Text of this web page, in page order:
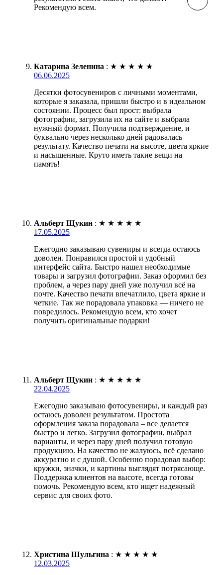
Рекомендую всем.
Катарина Зеленина : ★ ★ ★ ★ ★
06.06.2025
Десятки фотосувениров с личными моментами,
которые я заказала, пришли быстро и в идеальном
состоянии. Процесс был прост: выбрала
фотографии, загрузила их на сайте и выбрала
нужный формат. Получила подтверждение, и
буквально через несколько дней радовалась
результату. Качество печати на высоте, цвета яркие
и насыщенные. Круто иметь такие вещи на
память!
Альберт Щукин : ★ ★ ★ ★ ★
17.05.2025
Ежегодно заказываю сувениры и всегда остаюсь
доволен. Понравился простой и удобный
интерфейс сайта. Быстро нашел необходимые
товары и загрузил фотографии. Заказ оформил без
проблем, а через пару дней уже получил всё на
почте. Качество печати впечатлило, цвета яркие и
четкие. Так же порадовала упаковка — ничего не
повредилось. Рекомендую всем, кто хочет
получить оригинальные подарки!
Альберт Щукин : ★ ★ ★ ★ ★
22.04.2025
Ежегодно заказываю фотосувениры, и каждый раз
остаюсь доволен результатом. Простота
оформления заказа порадовала – все делается
быстро и легко. Загрузил фотографии, выбрал
варианты, и через пару дней получил готовую
продукцию. На качество не жалуюсь, всё сделано
аккуратно и с душой. Особенно порадовал выбор:
кружки, значки, и картины выглядят потрясающе.
Поддержка клиентов на высоте, всегда готовы
помочь. Рекомендую всем, кто ищет надежный
сервис для своих фото.
Христина Шульгина : ★ ★ ★ ★ ★
12.03.2025